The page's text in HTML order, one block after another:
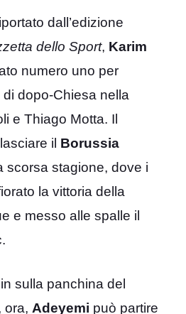
dall’edizione
dello Sport, Karim
numero uno per
dopo-Chiesa nella
e Thiago Motta. Il
il Borussia
scorsa stagione, dove i
la vittoria della
e messo alle spalle il
sulla panchina del
ora, Adeyemi può partire